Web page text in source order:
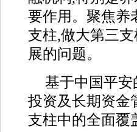
要作用。聚焦养
支柱,做大第三
展的问题。
基于中国平
投资及长期资金
支柱中的全面覆